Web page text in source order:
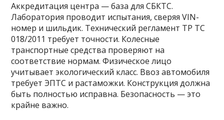
Аккредитация центра — база для СБКТС.
Лаборатория проводит испытания, сверяя VIN-
номер и шильдик. Технический регламент ТР ТС
018/2011 требует точности. Колесные
транспортные средства проверяют на
соответствие нормам. Физическое лицо
учитывает экологический класс. Ввоз автомобиля
требует ЭПТС и растаможки. Конструкция должна
быть полностью исправна. Безопасность — это
крайне важно.